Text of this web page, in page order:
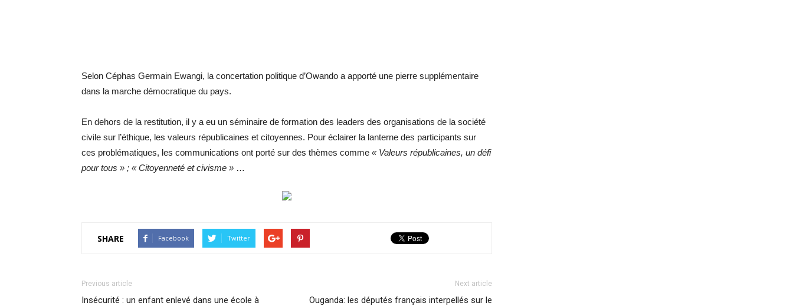
Selon Céphas Germain Ewangi, la concertation politique d’Owando a apporté une pierre supplémentaire
dans la marche démocratique du pays.
En dehors de la restitution, il y a eu un séminaire de formation des leaders des organisations de la société
civile sur l’éthique, les valeurs républicaines et citoyennes. Pour éclairer la lanterne des participants sur
ces problématiques, les communications ont porté sur des thèmes comme « Valeurs républicaines, un défi
pour tous » ; « Citoyenneté et civisme » …
SHARE Facebook Twitter
Previous article
Insécurité : un enfant enlevé dans une école à
Next article
Ouganda: les députés français interpellés sur le